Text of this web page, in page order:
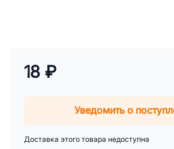
18 ₽
Уведомить о
Доставка этого товара недоступна